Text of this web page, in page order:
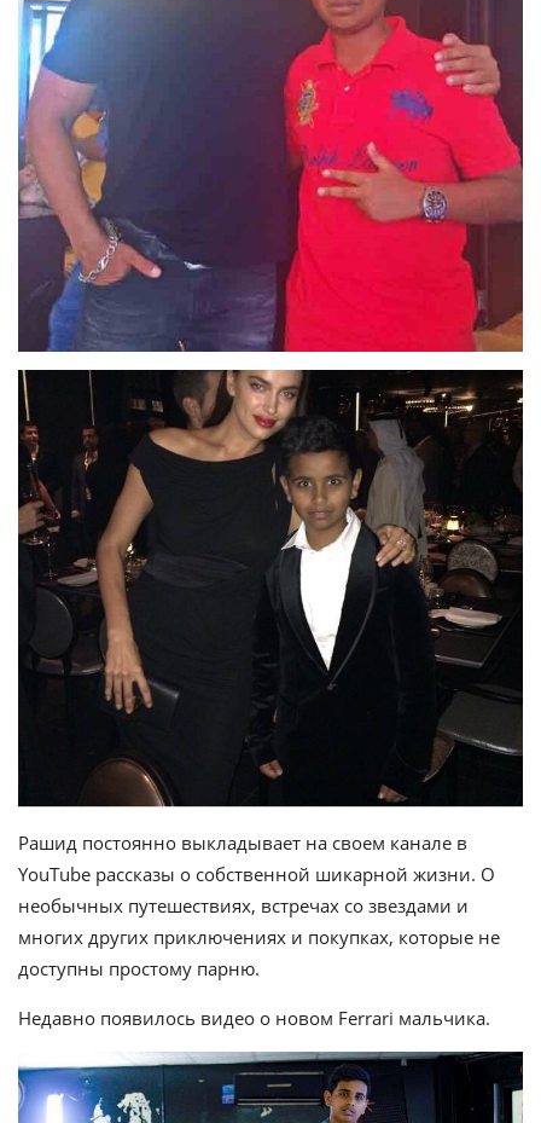
Рашид постоянно выкладывает на своем канале в
YouTube рассказы о собственной шикарной жизни. О
необычных путешествиях, встречах со звездами и
многих других приключениях и покупках, которые не
доступны простому парню.
Недавно появилось видео о новом Ferrari мальчика.